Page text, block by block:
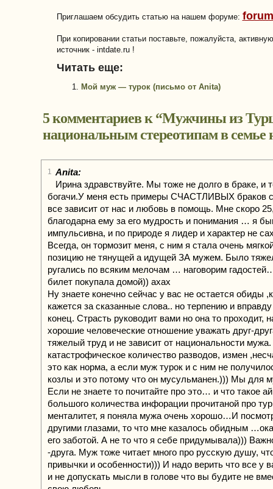
Приглашаем обсудить статью на нашем форуме:
При копировании статьи поставьте, пожалуйста,
источник - intdate.ru !
Читать еще:
Мой муж — турок (письмо от Anita)
5 комментариев к “Мужчины из
национальным стереотипам в семье
1 Anita:
Ирина здравствуйте. Мы тоже не долго в браке, и
богачи.У меня есть примеры СЧАСТЛИВЫХ браков
все зависит от нас и любовь в помощь. Мне скоро
благодарна ему за его мудрость и понимания … я
импульсивна, и по природе я лидер и характер не
Всегда, он тормозит меня, с ним я стала очень
позицию не тянущей а идущей ЗА мужем. Было
ругались по всяким мелочам … наговорим
билет покупала домой)) ахах
Ну знаете конечно сейчас у вас не остается обиды
кажется за сказанные слова.. но терпению и
конец. Страсть руководит вами но она то проходит,
хорошие человеческие отношение уважать друг-
тяжелый труд и не зависит от национальности
катастрофическое количество разводов, измен
это как норма, а если муж турок и с ним не
козлы и это потому что он мусульманен.))) Мы
Если не знаете то почитайте про это… и что такое
большого количества инфорации прочитаной про
менталитет, я поняла мужа очень хорошо…И
другими глазами, то что мне казалось обидным
его заботой. А не то что я себе придумывала)))
-друга. Муж тоже читает много про русскую душу,
привычки и особенности))) И надо верить что все у
и не допускать мысли в голове что вы будите не